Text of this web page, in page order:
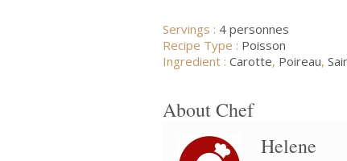
Servings : 4 personnes
Recipe Type : Poisson
Ingredient : Carotte, Poireau,
About Chef
Helene